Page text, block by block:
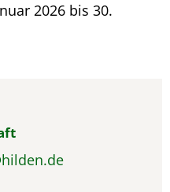
2026 bis 30.